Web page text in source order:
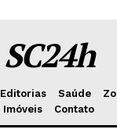
SC24h
Editorias Saúde
Imóveis
Contato